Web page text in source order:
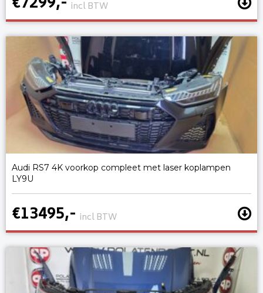
incl BTW
Audi RS7 4K voorkop compleet met laser koplampen
LY9U
€13495,- incl BTW